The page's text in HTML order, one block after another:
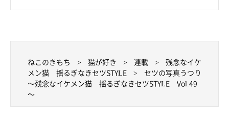
ねこのきもち 猫が好き 連載
残念なイケ
メン猫 揺るぎなきセツSTYLE
セツの写真うつり
～残念なイケメン猫 揺るぎなきセツSTYLE Vol.49
～